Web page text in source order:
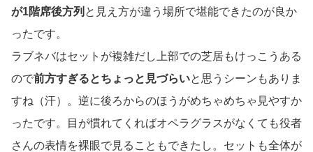
が1階席後方列 と見え方が違う場所で堪能できたのが良か
ったです。
ラブネバはセットが複雑だし上部での芝居もけっこうある
ので前方すぎるとちょっと見づらいと思うシーンもありま
すね（汗）。逆に後ろからのほうがめちゃめちゃ見やすか
ったです。目が慣れてくればオペラグラスがなくても役者
さんの表情を裸眼で見ることもできたし。セットも全体が